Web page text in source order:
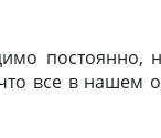
постоянно,
все в нашем